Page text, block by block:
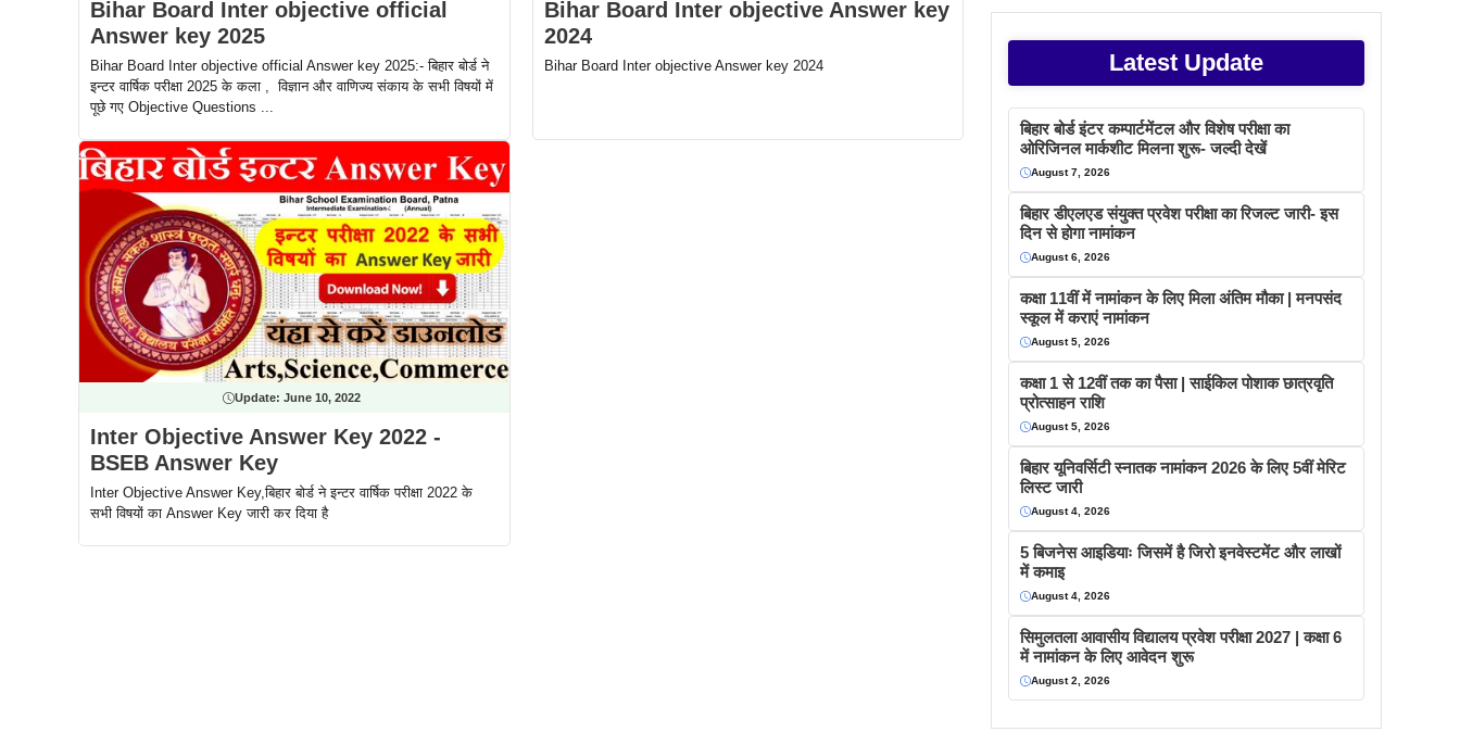
Bihar Board Inter objective official
Answer key 2025
Bihar Board Inter objective official Answer key 2025:- बिहार बोर्ड ने
इन्टर वार्षिक परीक्षा 2025 के कला , विज्ञान और वाणिज्य संकाय के सभी विषयों में
पूछे गए Objective Questions ...
Bihar Board Inter objective Answer key
2024
Bihar Board Inter objective Answer key 2024
Update: June 10, 2022
Inter Objective Answer Key 2022 -
BSEB Answer Key
Inter Objective Answer Key,बिहार बोर्ड ने इन्टर वार्षिक परीक्षा 2022 के
सभी विषयों का Answer Key जारी कर दिया है
Latest Update
बिहार बोर्ड इंटर कम्पार्टमेंटल और विशेष परीक्षा का
ओरिजिनल मार्कशीट मिलना शुरू- जल्दी देखें
August 7, 2026
बिहार डीएलएड संयुक्त प्रवेश परीक्षा का रिजल्ट जारी- इस
दिन से होगा नामांकन
August 6, 2026
कक्षा 11वीं में नामांकन के लिए मिला अंतिम मौका | मनपसंद
स्कूल में कराएं नामांकन
August 5, 2026
कक्षा 1 से 12वीं तक का पैसा | साईकिल पोशाक छात्रवृति
प्रोत्साहन राशि
August 5, 2026
बिहार यूनिवर्सिटी स्नातक नामांकन 2026 के लिए 5वीं मेरिट
लिस्ट जारी
August 4, 2026
5 बिजनेस आइडियाः जिसमें है जिरो इनवेस्टमेंट और लाखों
में कमाइ
August 4, 2026
सिमुलतला आवासीय विद्यालय प्रवेश परीक्षा 2027 | कक्षा 6
में नामांकन के लिए आवेदन शुरू
August 2, 2026